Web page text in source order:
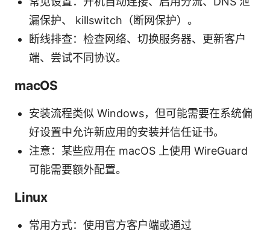
漏保护、 killswitch（断网保护）。
断线排查：检查网络、切换服务器、更新客户
端、尝试不同协议。
macOS
安装流程类似 Windows，但可能需要在系统偏
好设置中允许新应用的安装并信任证书。
注意：某些应用在 macOS 上使用 WireGuard
可能需要额外配置。
Linux
常用方式：使用官方客户端或通过